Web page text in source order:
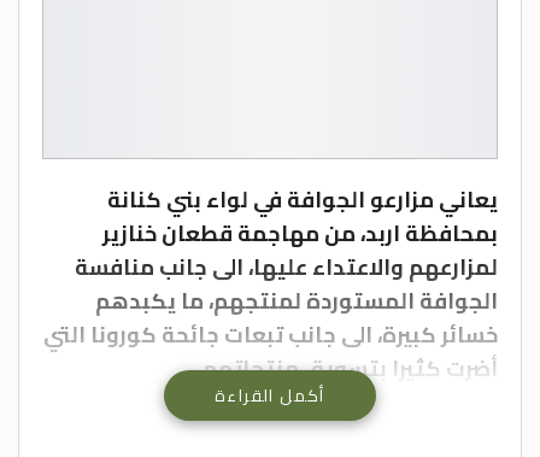
يعاني مزارعو الجوافة في لواء بني كنانة
بمحافظة اربد، من مهاجمة قطعان خنازير
لمزارعهم والاعتداء عليها، الى جانب منافسة
الجوافة المستوردة لمنتجهم، ما يكبدهم
خسائر كبيرة، الى جانب تبعات جائحة كورونا التي
أضرت كثيرا بتسويق منتجاتهم.
وفي الوقت الذي رفع فيه مزارعو المنطقة
صوتهم عاليا بسبب ما يتعرضون له من خسائر،
أكمل القراءة